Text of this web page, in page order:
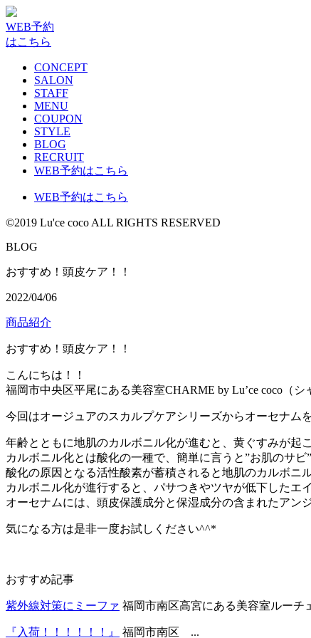
WEB予約
はこちら
CONCEPT
SALON
STAFF
MENU
COUPON
STYLE
BLOG
RECRUIT
WEB予約はこちら
WEB予約はこちら
©2019 Lu'ce coco ALL RIGHTS RESERVED
BLOG
おすすめ！頭皮ケア！！
2022/04/06
商品紹介
おすすめ！頭皮ケア！！
こんにちは！！
福岡市中央区平尾にある美容室CHARME by Lu’ce coco（
今回はオージュアのスカルプケアシリーズからオーセナム
年齢とともに地肌のカルボニル化が進むと、黄ぐすみが起
カルボニル化とは酸化の一種で、簡単に言うと”お肌のサビ”
酸化の原因となる活性酸素が蓄積されると地肌のカルボニ
カルボニル化が進行すると、パサつきやツヤが低下したエ
オーセナムには、頭皮保護成分と保湿成分の含まれたアン
気になる方は是非一度お試しください^^*
おすすめ記事
紫外線対策にミーファ 福岡市南区高宮にある美容室ルーチ
『入荷！！！！！！』 福岡市南区 ...